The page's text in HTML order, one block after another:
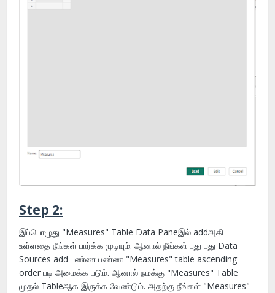
Step 2:
இப்பொழுது "Measures" Table Data Paneஇல் addஅகி
உள்ளதை நீங்கள் பார்க்க முடியும். ஆனால் நீங்கள் புது புது Data
Sources add பண்ண பண்ண "Measures" table ascending
order படி அமைக்க படும். ஆனால் நமக்கு "Measures" Table
முதல் Tableஆக இருக்க வேண்டும். அதற்கு நீங்கள் "Measures"